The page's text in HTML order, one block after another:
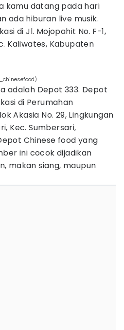
kamu datang pada hari
ada hiburan live musik.
di Jl. Mojopahit No. F-1,
Kaliwates, Kabupaten
adalah Depot 333. Depot
di Perumahan
Akasia No. 29, Lingkungan
Kec. Sumbersari,
Chinese food yang
ini cocok dijadikan
makan siang, maupun